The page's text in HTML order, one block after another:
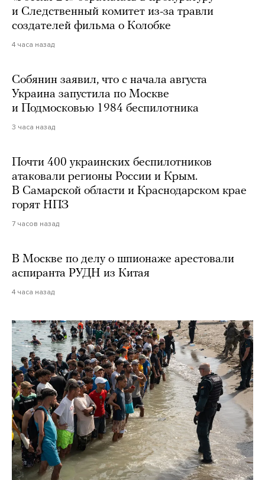
и Следственный комитет из-за травли
создателей фильма о Колобке
4 часа назад
Собянин заявил, что с начала августа
Украина запустила по Москве
и Подмосковью 1984 беспилотника
3 часа назад
Почти 400 украинских беспилотников
атаковали регионы России и Крым.
В Самарской области и Краснодарском крае
горят НПЗ
7 часов назад
В Москве по делу о шпионаже арестовали
аспиранта РУДН из Китая
4 часа назад